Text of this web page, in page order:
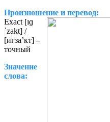
Произношение и перевод:
Exact [ɪɡ
ˈzakt] /
[игза’кт] –
точный
Значение
слова: